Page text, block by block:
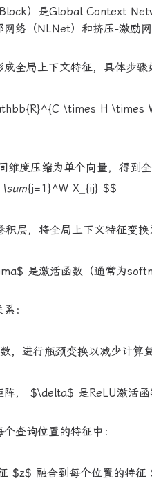
）是Global Context
络（NLNet）和挤压-激励
全局上下文特征，具体步骤
\times H \times
维度压缩为单个向量，得
{j=1}^W X_{ij} $$
积层，将全局上下文特征变
是激活函数（通常为
：
，进行瓶颈变换以减少计算复
， $\delta$ 是ReLU激活函
查询位置的特征中：
$z$ 融合到每个位置的特